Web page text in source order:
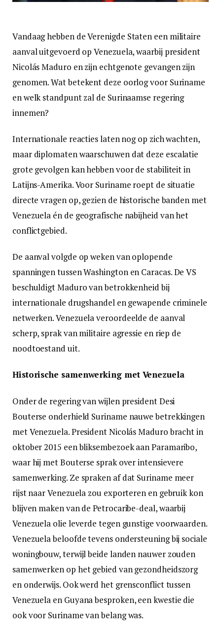
Vandaag hebben de Verenigde Staten een militaire
aanval uitgevoerd op Venezuela, waarbij president
Nicolás Maduro en zijn echtgenote gevangen zijn
genomen. Wat betekent deze oorlog voor Suriname
en welk standpunt zal de Surinaamse regering
innemen?
Internationale reacties laten nog op zich wachten,
maar diplomaten waarschuwen dat deze escalatie
grote gevolgen kan hebben voor de stabiliteit in
Latijns-Amerika. Voor Suriname roept de situatie
directe vragen op, gezien de historische banden met
Venezuela én de geografische nabijheid van het
conflictgebied.
De aanval volgde op weken van oplopende
spanningen tussen Washington en Caracas. De VS
beschuldigt Maduro van betrokkenheid bij
internationale drugshandel en gewapende criminele
netwerken. Venezuela veroordeelde de aanval
scherp, sprak van militaire agressie en riep de
noodtoestand uit.
Historische samenwerking met Venezuela
Onder de regering van wijlen president Desi
Bouterse onderhield Suriname nauwe betrekkingen
met Venezuela. President Nicolás Maduro bracht in
oktober 2015 een bliksembezoek aan Paramaribo,
waar hij met Bouterse sprak over intensievere
samenwerking. Ze spraken af dat Suriname meer
rijst naar Venezuela zou exporteren en gebruik kon
blijven maken van de Petrocaribe-deal, waarbij
Venezuela olie leverde tegen gunstige voorwaarden.
Venezuela beloofde tevens ondersteuning bij sociale
woningbouw, terwijl beide landen nauwer zouden
samenwerken op het gebied van gezondheidszorg
en onderwijs. Ook werd het grensconflict tussen
Venezuela en Guyana besproken, een kwestie die
ook voor Suriname van belang was.